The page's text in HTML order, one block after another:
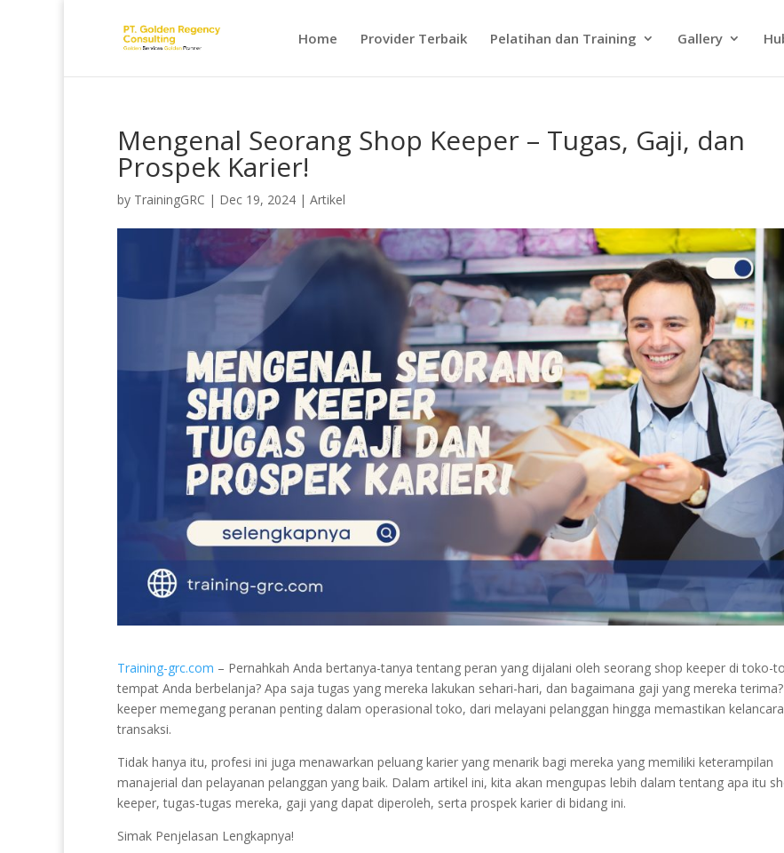
Home Provider Terbaik Pelatihan dan Training Gallery
Mengenal Seorang Shop Keeper – Tugas, Gaji, dan
Prospek Karier!
by TrainingGRC | Dec 19, 2024 | Artikel
Training-grc.com – Pernahkah Anda bertanya-tanya tentang peran yang dijalani oleh seorang shop keeper di toko-
tempat Anda berbelanja? Apa saja tugas yang mereka lakukan sehari-hari, dan bagaimana gaji yang mereka
keeper memegang peranan penting dalam operasional toko, dari melayani pelanggan hingga memastikan
transaksi.
Tidak hanya itu, profesi ini juga menawarkan peluang karier yang menarik bagi mereka yang memiliki keterampilan
manajerial dan pelayanan pelanggan yang baik. Dalam artikel ini, kita akan mengupas lebih dalam tentang apa itu
keeper, tugas-tugas mereka, gaji yang dapat diperoleh, serta prospek karier di bidang ini.
Simak Penjelasan Lengkapnya!